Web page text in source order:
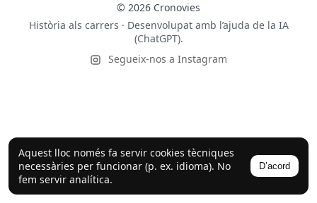
Aquest lloc només fa servir cookies tècniques
necessàries per funcionar (p. ex. idioma). No
fem servir analítica.
D’acord
© 2026 Cronovies
Història als carrers · Desenvolupat amb l’ajuda de la IA
(ChatGPT).
Segueix-nos a Instagram